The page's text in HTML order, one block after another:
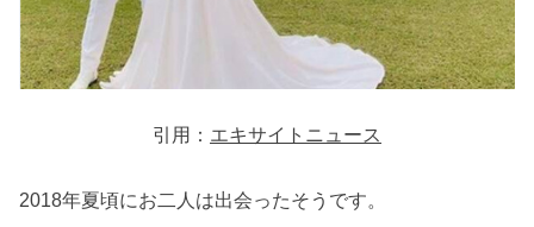
引用： エキサイトニュース
2018年夏頃にお二人は出会ったそうです。